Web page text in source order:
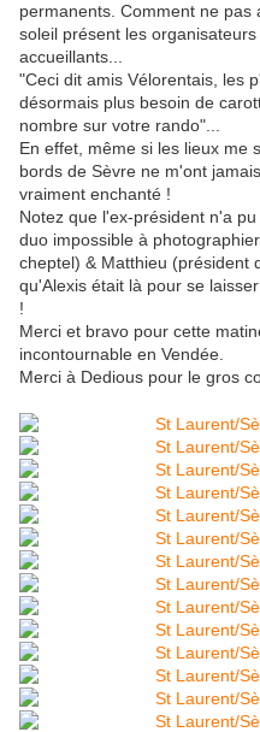
permanents. Comment ne pas
soleil présent les
accueillants...
"Ceci dit amis Vélorentais, les
désormais plus besoin de
nombre sur votre rando"...
En effet, même si les lieux me
bords de Sèvre ne m'ont
vraiment enchanté !
Notez que l'ex-président n'a
duo impossible à
cheptel) & Matthieu (président
qu'Alexis était là pour se
!
Merci et bravo pour cette
incontournable en Vendée.
Merci à Dedious pour le gros